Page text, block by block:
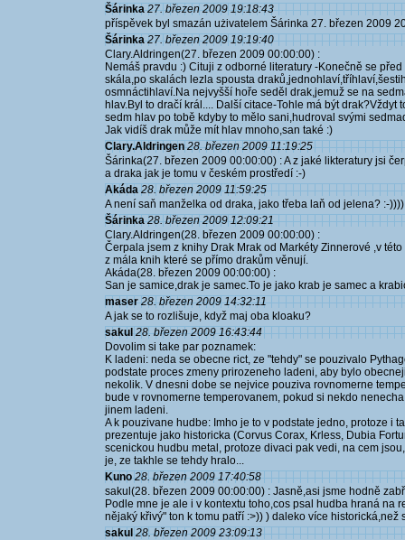
Šárinka 27. březen 2009 19:18:43
příspěvek byl smazán użivatelem Šárinka 27. březen 2009
Šárinka 27. březen 2009 19:19:40
Clary.Aldringen(27. březen 2009 00:00:00) :
Nemáš pravdu :) Cituji z odborné literatury -Konečně se
skála,po skalách lezla spousta
osmnáctihlaví.Na nejvyšší hoře seděl drak,jemuž se na
hlav.Byl to dračí král.... Další citace-Tohle má být
sedm hlav po tobě kdyby to mělo sani,hudroval svými
Jak vidíš drak může mít hlav mnoho,san také :)
Clary.Aldringen 28. březen 2009 11:19:25
Šárinka(27. březen 2009 00:00:00) : A z jaké likteratury jsi
a draka jak je tomu v českém prostředí :-)
Akáda 28. březen 2009 11:59:25
A není saň manželka od draka, jako třeba laň od jelena? :-))))
Šárinka 28. březen 2009 12:09:21
Clary.Aldringen(28. březen 2009 00:00:00) :
Čerpala jsem z knihy Drak Mrak od Markéty Zinnerové ,v
z mála knih které se přímo drakům věnují.
Akáda(28. březen 2009 00:00:00) :
San je samice,drak je samec.To je jako krab je samec a
maser 28. březen 2009 14:32:11
A jak se to rozlišuje, když maj oba kloaku?
sakul 28. březen 2009 16:43:44
Dovolim si take par poznamek:
K ladeni: neda se obecne rict, ze "tehdy" se pouzivalo
podstate proces zmeny prirozeneho ladeni, aby bylo
nekolik. V dnesni dobe se nejvice pouziva rovnomerne
bude v rovnomerne temperovanem, pokud si nekdo
jinem ladeni.
A k pouzivane hudbe: Imho je to v podstate jedno, protoze i
prezentuje jako historicka (Corvus Corax, Krless, Dubia
scenickou hudbu metal, protoze divaci pak vedi, na cem
je, ze takhle se tehdy hralo...
Kuno 28. březen 2009 17:40:58
sakul(28. březen 2009 00:00:00) : Jasně,asi jsme hodně
Podle mne je ale i v kontextu toho,cos psal hudba hraná na
nějaký křivý" ton k tomu patří :>)) ) daleko více
sakul 28. březen 2009 23:09:13